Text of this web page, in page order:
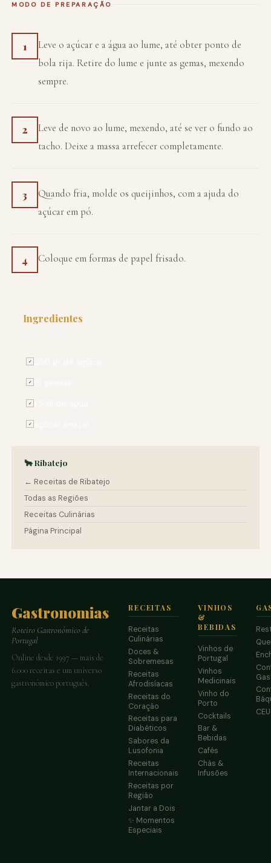
MODO DE PREPARAÇÃO
1
Leve o açúcar e a água ao lume, até obter ponto de
bola rija. Retire do lume e junte as gemas, mexendo
sempre.
2
Leve de novo ao lume, mexendo, até se ver o fundo ao
tacho. Deixe a massa arrefecer completamente.
3
Quando fria, molde os queijinhos, com a ajuda do
açúcar em pó.
4 Coloque em formas de papel frisado.
Ingredientes
✓
✓
✓
✓
🐂 Ribatejo
← Receitas de Ribatejo
Todas as Regiões
Receitas Culinárias
Página Principal
Gastronomias
Roteiro Gastronómico de
Portugal
Online desde 1997 — mais de
6.000 receitas e um universo
gastronómico português.
RECEITAS
Receitas
Culinárias
Doces &
Sobremesas
Receitas
Afrodisíacas
Receitas do
Coração
Receitas para
Diabéticos
Sabores da
Lusofonia
Receitas
Internacionais
Receitas por
Região
Jantar a Dois
✨ Momentos
Especiais
VINHOS
&
BEBIDAS
Vinhos de
Portugal
Vinhos
Medicinais
Vinho do
Porto
Cocktails
Bar &
Bebidas
Cafés
Chás &
Infusões